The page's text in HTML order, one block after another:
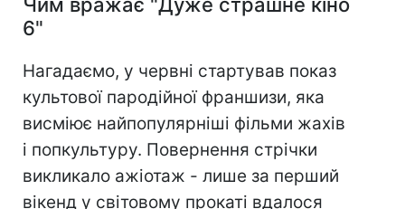
6"
Нагадаємо, у червні стартував показ
культової пародійної франшизи, яка
висміює найпопулярніші фільми жахів
і попкультуру. Повернення стрічки
викликало ажіотаж - лише за перший
вікенд у світовому прокаті вдалося